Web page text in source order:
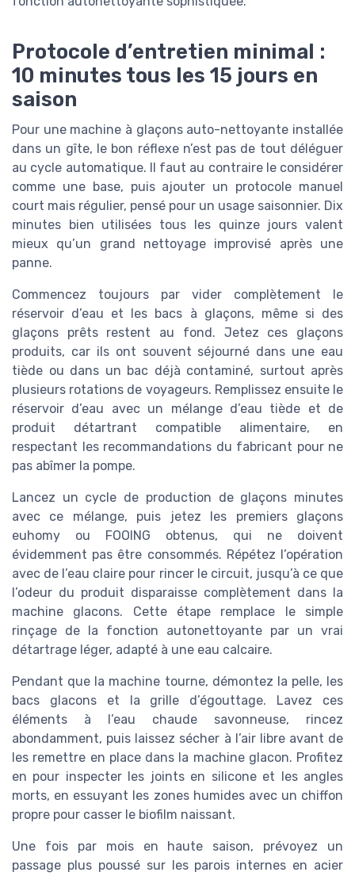
Protocole d’entretien minimal :
10 minutes tous les 15 jours en
saison
Pour une machine à glaçons auto-nettoyante installée
dans un gîte, le bon réflexe n’est pas de tout déléguer
au cycle automatique. Il faut au contraire le considérer
comme une base, puis ajouter un protocole manuel
court mais régulier, pensé pour un usage saisonnier. Dix
minutes bien utilisées tous les quinze jours valent
mieux qu’un grand nettoyage improvisé après une
panne.
Commencez toujours par vider complètement le
réservoir d’eau et les bacs à glaçons, même si des
glaçons prêts restent au fond. Jetez ces glaçons
produits, car ils ont souvent séjourné dans une eau
tiède ou dans un bac déjà contaminé, surtout après
plusieurs rotations de voyageurs. Remplissez ensuite le
réservoir d’eau avec un mélange d’eau tiède et de
produit détartrant compatible alimentaire, en
respectant les recommandations du fabricant pour ne
pas abîmer la pompe.
Lancez un cycle de production de glaçons minutes
avec ce mélange, puis jetez les premiers glaçons
euhomy ou FOOING obtenus, qui ne doivent
évidemment pas être consommés. Répétez l’opération
avec de l’eau claire pour rincer le circuit, jusqu’à ce que
l’odeur du produit disparaisse complètement dans la
machine glacons. Cette étape remplace le simple
rinçage de la fonction autonettoyante par un vrai
détartrage léger, adapté à une eau calcaire.
Pendant que la machine tourne, démontez la pelle, les
bacs glacons et la grille d’égouttage. Lavez ces
éléments à l’eau chaude savonneuse, rincez
abondamment, puis laissez sécher à l’air libre avant de
les remettre en place dans la machine glacon. Profitez
en pour inspecter les joints en silicone et les angles
morts, en essuyant les zones humides avec un chiffon
propre pour casser le biofilm naissant.
Une fois par mois en haute saison, prévoyez un
passage plus poussé sur les parois internes en acier